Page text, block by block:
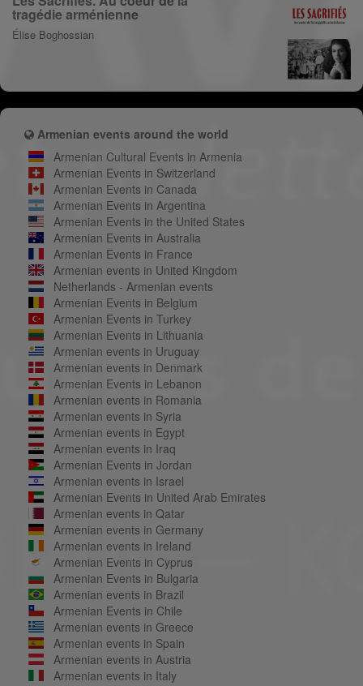
tragédie arménienne
Élise Boghossian
Armenian events around the world
Armenian Cultural Events in Armenia
Armenian Events in Switzerland
Armenian Events in Canada
Armenian Events in Argentina
Armenian Events in the United States
Armenian Events in Australia
Armenian Events in France
Armenian events in United Kingdom
Netherlands - Armenian events
Armenian Events in Belgium
Armenian Events in Turkey
Armenian Events in Lithuania
Armenian events in Uruguay
Armenian events in Denmark
Armenian Events in Lebanon
Armenian events in Romania
Armenian events in Syria
Armenian events in Egypt
Armenian events in Iraq
Armenian Events in Jordan
Armenian events in Israel
Armenian Events in United Arab Emirates
Armenian events in Qatar
Armenian events in Germany
Armenian events in Ireland
Armenian Events in Cyprus
Armenian Events in Bulgaria
Armenian events in Brazil
Armenian Events in Chile
Armenian events in Greece
Armenian events in Spain
Armenian events in Austria
Armenian events in Italy